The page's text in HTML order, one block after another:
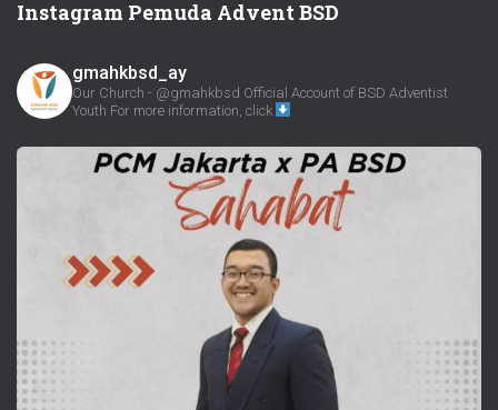
Instagram Pemuda Advent BSD
gmahkbsd_ay
Our Church - @gmahkbsd Official Account of BSD Adventist
Youth For more information, click